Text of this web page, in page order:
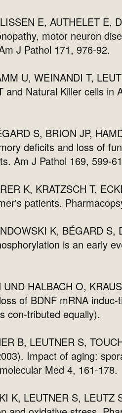
E, AUTHELET E,
motor neuron
J Pathol 171, 976-92.
U, WEINANDI T,
Natural Killer cells in
S, BRION JP,
deficits and loss of
Am J Pathol 169, 599-
K, KRATZSCH T,
patients.
K, BÉGARD S,
is an early
HALBACH O,
of BDNF mRNA
con-tributed equally).
B, LEUTNER S,
Impact of aging:
Med 4, 161-178.
K, LEUTNER S,